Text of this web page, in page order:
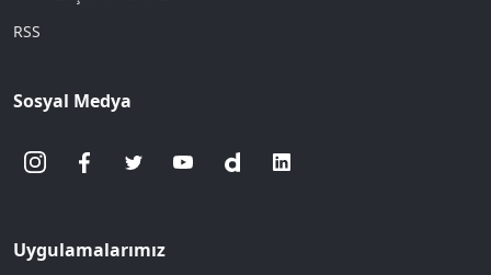
RSS
Sosyal Medya
Uygulamalarımız